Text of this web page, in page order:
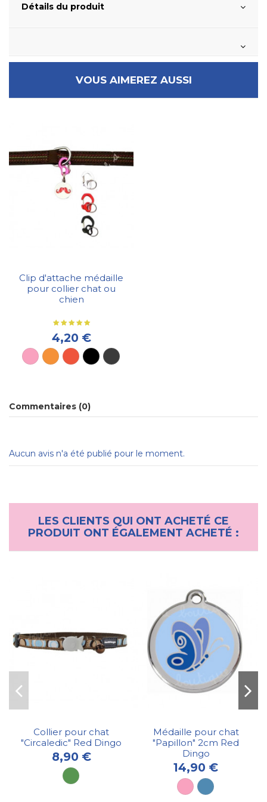
Détails du produit
VOUS AIMEREZ AUSSI
Clip d'attache médaille
pour collier chat ou
chien
4,20 €
Commentaires (0)
Aucun avis n'a été publié pour le moment.
LES CLIENTS QUI ONT ACHETÉ CE
PRODUIT ONT ÉGALEMENT ACHETÉ :
Collier pour chat
"Circaledic" Red Dingo
8,90 €
Médaille pour chat
"Papillon" 2cm Red
Dingo
14,90 €